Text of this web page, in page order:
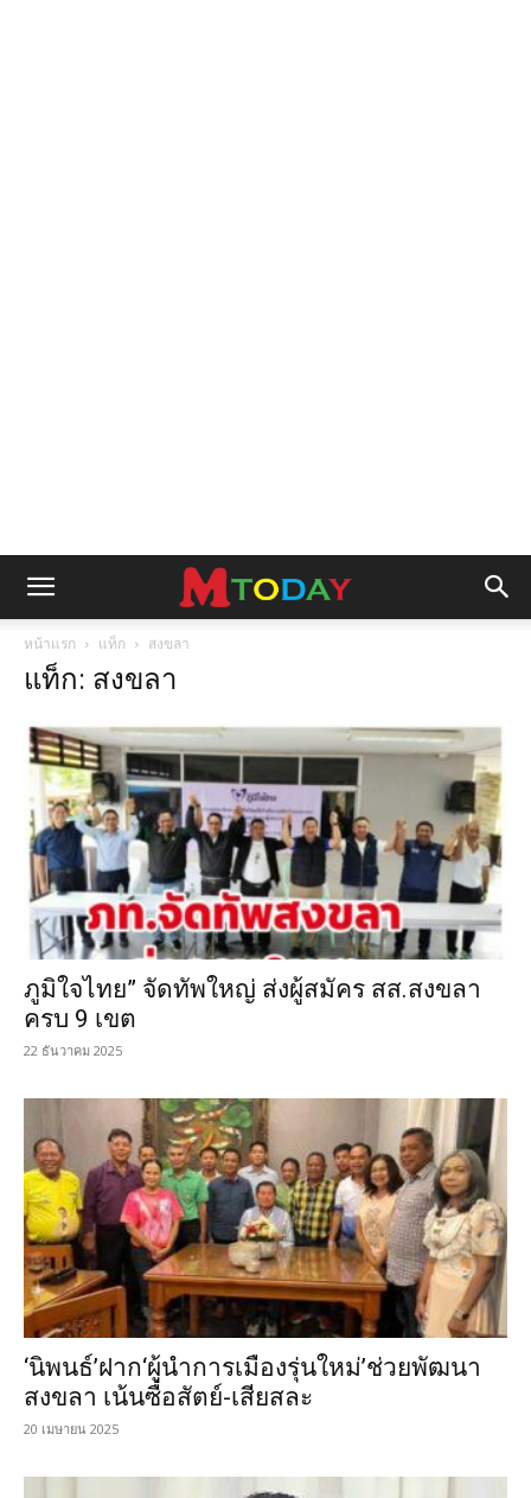
หน้าแรก แท็ก สงขลา
แท็ก: สงขลา
ภูมิใจไทย” จัดทัพใหญ่ ส่งผู้สมัคร สส.สงขลา
ครบ 9 เขต
22 ธันวาคม 2025
‘นิพนธ์’ฝาก‘ผู้นำการเมืองรุ่นใหม่’ช่วยพัฒนา
สงขลา เน้นซื่อสัตย์-เสียสละ
20 เมษายน 2025